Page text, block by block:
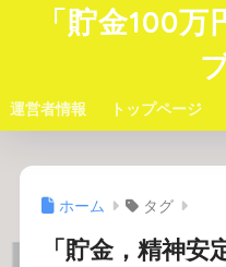
「貯金100
運営者情報 トップページ
ホーム タグ
「貯金，精神